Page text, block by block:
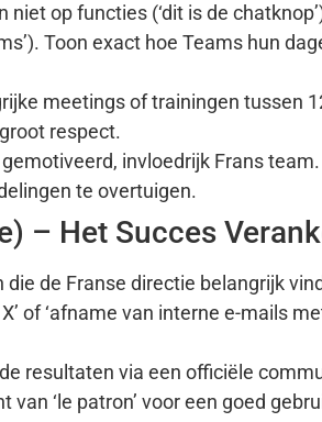
niet op functies (‘dit is de
Toon exact hoe Teams hun
meetings of trainingen tussen
respect.
invloedrijk Frans
te overtuigen.
– Het Succes
de Franse directie belangrijk
of ‘afname van interne e-mails
resultaten via een officiële
‘le patron’ voor een goed